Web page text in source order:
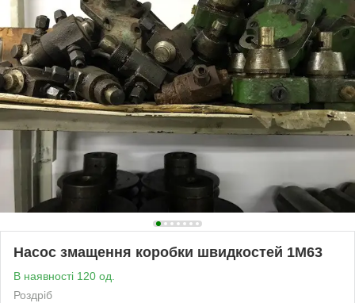
Насос змащення коробки швидкостей 1М63
В наявності 120 од.
Роздріб